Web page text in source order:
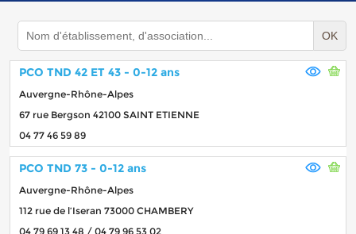
OK
PCO TND 42 ET 43 - 0-12 ans
Auvergne-Rhône-Alpes
67 rue Bergson 42100 SAINT ETIENNE
04 77 46 59 89
PCO TND 73 - 0-12 ans
Auvergne-Rhône-Alpes
112 rue de l’Iseran 73000 CHAMBERY
04 79 69 13 48 / 04 79 96 53 02